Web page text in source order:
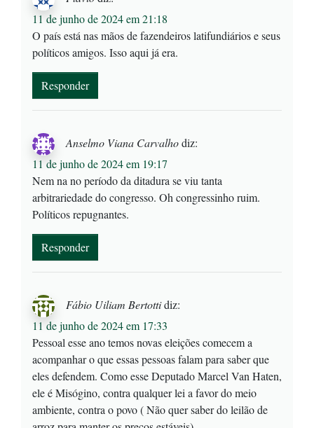
11 de junho de 2024 em 21:18
O país está nas mãos de fazendeiros latifundiários e seus
políticos amigos. Isso aqui já era.
Responder
Anselmo Viana Carvalhodiz:
11 de junho de 2024 em 19:17
Nem na no período da ditadura se viu tanta
arbitrariedade do congresso. Oh congressinho ruim.
Políticos repugnantes.
Responder
Fábio Uiliam Bertottidiz:
11 de junho de 2024 em 17:33
Pessoal esse ano temos novas eleições comecem a
acompanhar o que essas pessoas falam para saber que
eles defendem. Como esse Deputado Marcel Van Haten,
ele é Misógino, contra qualquer lei a favor do meio
ambiente, contra o povo ( Não quer saber do leilão de